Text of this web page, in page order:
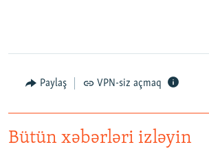
Paylaş VPN-siz açmaq
Bütün xəbərləri izləyin